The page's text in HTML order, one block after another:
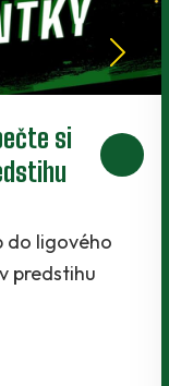
kola pohára.
v
súbojom 1.
do neďalekej